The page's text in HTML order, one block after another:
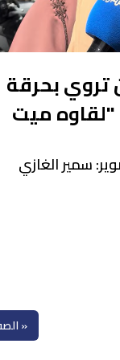
تروي بحرقة
"لقاوه ميت
سمير الغازي
«